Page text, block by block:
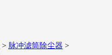
> 脉冲滤筒除尘器 >